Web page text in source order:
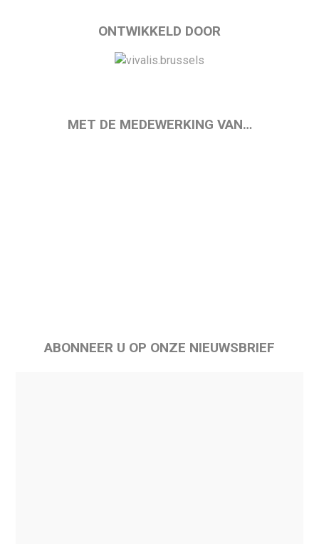
ONTWIKKELD DOOR
MET DE MEDEWERKING VAN…
ABONNEER U OP ONZE NIEUWSBRIEF